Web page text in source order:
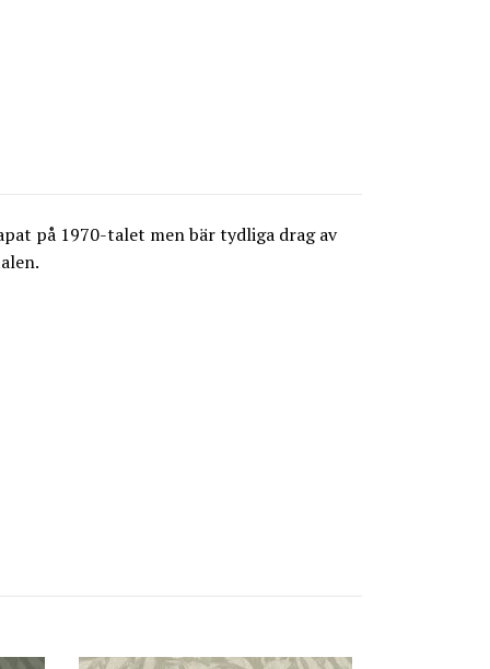
på 1970-talet men bär tydliga drag av